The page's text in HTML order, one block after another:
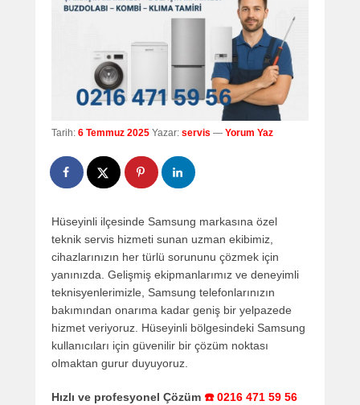
Tarih: 6 Temmuz 2025 Yazar: servis — Yorum Yaz
Hüseyinli ilçesinde Samsung markasına özel
teknik servis hizmeti sunan uzman ekibimiz,
cihazlarınızın her türlü sorununu çözmek için
yanınızda. Gelişmiş ekipmanlarımız ve deneyimli
teknisyenlerimizle, Samsung telefonlarınızın
bakımından onarıma kadar geniş bir yelpazede
hizmet veriyoruz. Hüseyinli bölgesindeki Samsung
kullanıcıları için güvenilir bir çözüm noktası
olmaktan gurur duyuyoruz.
Hızlı ve profesyonel Çözüm ☎️ 0216 471 59 56